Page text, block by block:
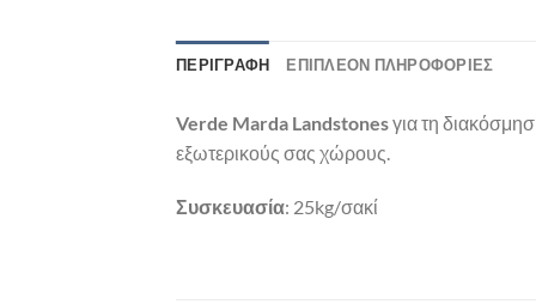
ΠΕΡΙΓΡΑΦΉ ΕΠΙΠΛΈΟΝ ΠΛΗΡΟΦΟΡΊΕΣ
Verde Marda Landstonesγια τη
εξωτερικούς σας χώρους.
Συσκευασία: 25kg/σακί